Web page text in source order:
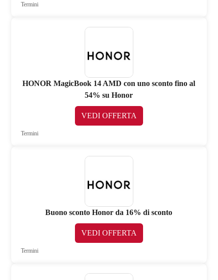
Termini
HONOR MagicBook 14 AMD con uno sconto fino al
54% su Honor
VEDI OFFERTA
Termini
Buono sconto Honor da 16% di sconto
VEDI OFFERTA
Termini